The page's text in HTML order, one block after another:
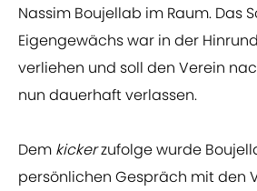
Nassim Boujellab im Raum. Das
Eigengewächs war in der
verliehen und soll den Verein
nun dauerhaft verlassen.
Dem kickerzufolge wurde
persönlichen Gespräch mit den